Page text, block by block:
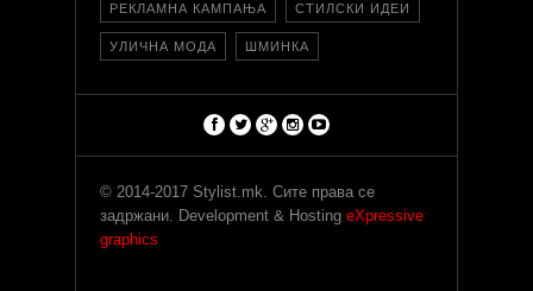
РЕКЛАМНА КАМПАЊА СТИЛСКИ ИДЕИ
УЛИЧНА МОДА ШМИНКА
© 2014-2017 Stylist.mk. Сите права се
задржани. Development & Hosting eXpressive
graphics